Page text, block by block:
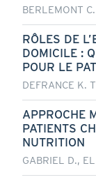
BERLEMONT C.
RÔLES DE
DOMICILE :
POUR LE
DEFRANCE K.
APPROCHE
PATIENTS
NUTRITION
GABRIEL D.,